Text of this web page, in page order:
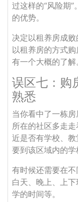
过这样的“风险期
的优势。
决定以租养房成
以租养房的方式
有一个大概的了解
误区七：购
熟悉
当你看中了一栋
所在的社区多走
近是否有学校、
要到该区域内的学
有时候还需要在
白天、晚上、上
学的时间等。